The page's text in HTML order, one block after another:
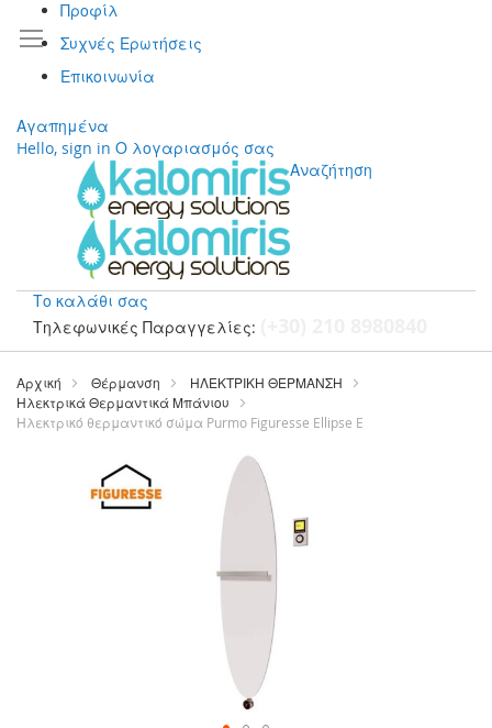
Προφίλ
Συχνές Ερωτήσεις
Επικοινωνία
Αγαπημένα
Hello, sign in Ο λογαριασμός σας
Αναζήτηση
Το καλάθι σας
Τηλεφωνικές Παραγγελίες:
Μετάβαση
περιεχόμενο
Αρχική Θέρμανση
ΗΛΕΚΤΡΙΚΗ ΘΕΡΜΑΝΣΗ
Ηλεκτρικά Θερμαντικά Μπάνιου
Ηλεκτρικό θερμαντικό σώμα Purmo Figuresse Ellipse E